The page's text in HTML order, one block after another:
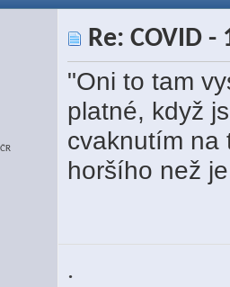
Re: COVID -
"Oni to tam
platné, když
cvaknutím na
horšího než
.